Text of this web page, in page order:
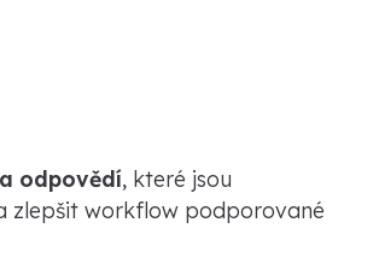
odpovědí, které jsou
zlepšit workflow podporované